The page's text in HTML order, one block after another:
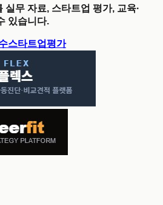
무 자료, 스타트업 평가, 교육·
있습니다.
스타트업평가